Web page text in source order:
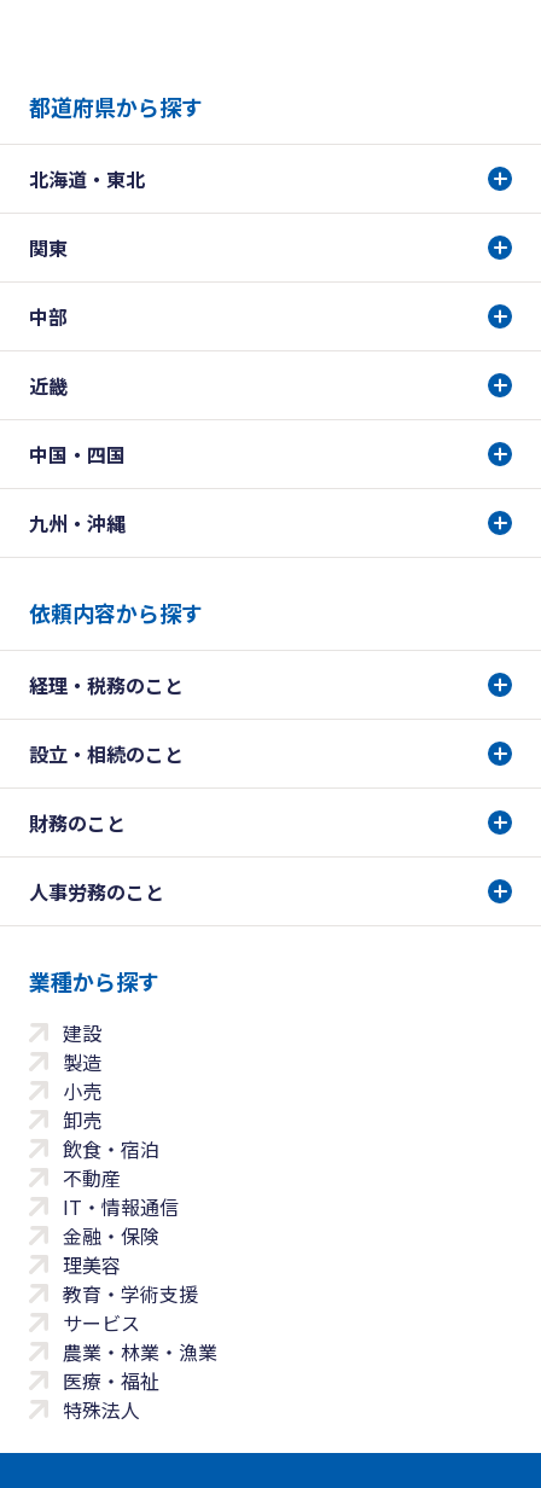
都道府県から探す
北海道・東北
関東
中部
近畿
中国・四国
九州・沖縄
依頼内容から探す
経理・税務のこと
設立・相続のこと
財務のこと
人事労務のこと
業種から探す
建設
製造
小売
卸売
飲食・宿泊
不動産
IT・情報通信
金融・保険
理美容
教育・学術支援
サービス
農業・林業・漁業
医療・福祉
特殊法人